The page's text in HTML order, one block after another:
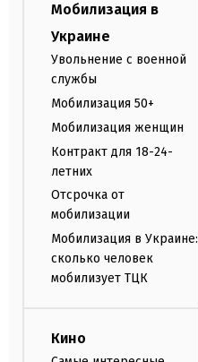
Мобилизация в
Украине
Увольнение с военной
службы
Мобилизация 50+
Мобилизация женщин
Контракт для 18-24-
летних
Отсрочка от
мобилизации
Мобилизация в Украине:
сколько человек
мобилизует ТЦК
Кино